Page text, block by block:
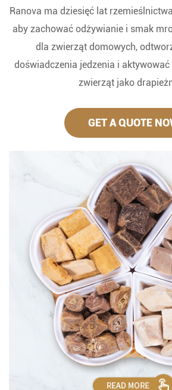
Ranova ma dziesięć lat
aby zachować odżywianie i smak
dla zwierząt domowych,
doświadczenia jedzenia i
zwierząt jako
GET A QUOTE